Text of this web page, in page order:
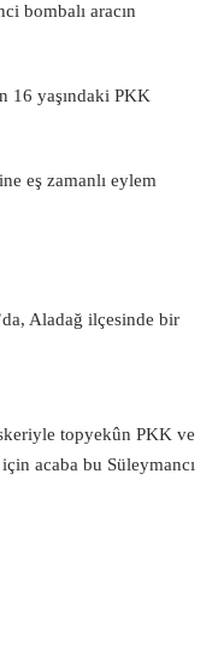
bombalı aracın
16 yaşındaki PKK
eş zamanlı eylem
Aladağ ilçesinde bir
topyekûn PKK ve
acaba bu Süleymancı